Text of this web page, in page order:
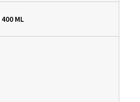
400 ML